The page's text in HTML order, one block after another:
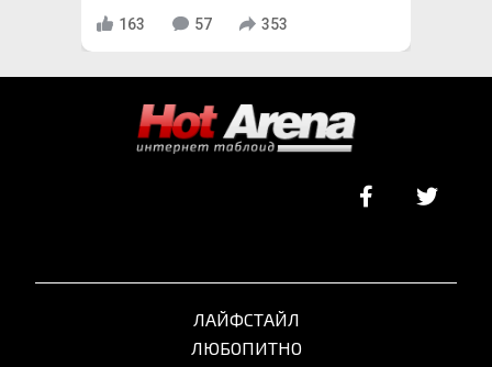
163 57 353
ЛАЙФСТАЙЛ
ЛЮБОПИТНО